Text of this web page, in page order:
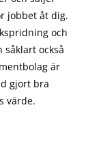
jobbet åt dig.
och
såklart också
är
gjort bra
värde.